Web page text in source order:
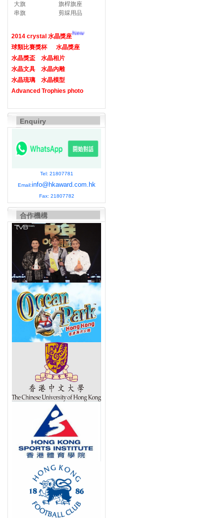
大旗
旗桿旗座
串旗
剪綵用品
2014 crystal 水晶獎座 New
球類比賽獎杯
水晶獎座
水晶獎盃
水晶相片
水晶文具
水晶內雕
水晶琉璃
水晶模型
Advanced Trophies photo
Enquiry
Tel: 21807781
Email:info@hkaward.com.hk
Fax: 21807782
合作機構